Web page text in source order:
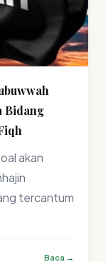
Bidang
akan
tercantum
Baca →